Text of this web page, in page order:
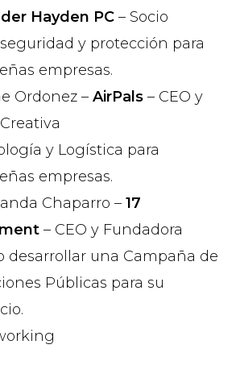
Hayden PC – Socio
y protección para
empresas.
Ordonez –AirPals– CEO y
y Logística para
empresas.
Chaparro –17
– CEO y Fundadora
desarrollar una Campaña de
Públicas para su